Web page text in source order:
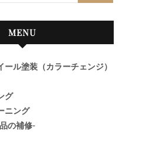
MENU
ル塗装（カラーチェンジ）
グ
ニング
の補修-